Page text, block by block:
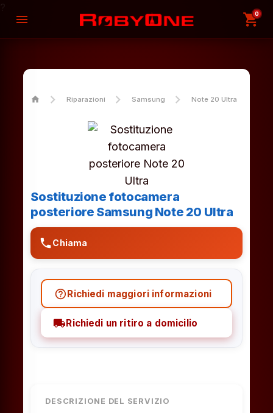
menu shopping_cart
0
home Riparazioni Samsung Note 20 Ultra
Sostituzione fotocamera
posteriore Samsung Note 20 Ultra
phoneChiama
help_outlineRichiedi maggiori informazioni
local_shippingRichiedi un ritiro a domicilio
DESCRIZIONE DEL SERVIZIO